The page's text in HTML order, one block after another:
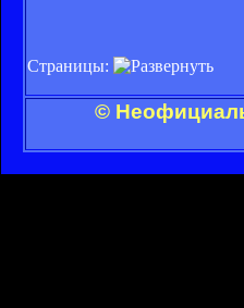
Страницы:
©